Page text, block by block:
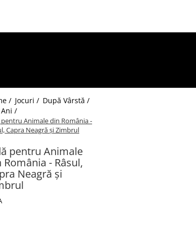
/ Jocuri / După Vârstă /
Ani /
Animale din România -
Capra Neagră și Zimbrul
pentru Animale
România - Râsul,
Neagră și